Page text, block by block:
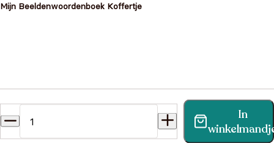
Mijn Beeldenwoordenboek Koffertje
In
Vind binnen no-time antwoord op je vraag op onze
klantenservice pagina.